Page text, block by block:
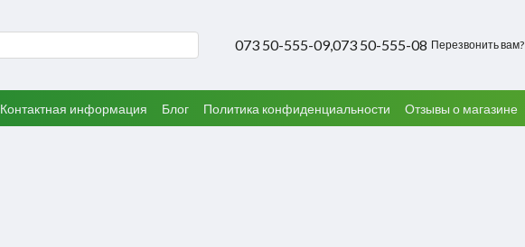
073 50-555-09,073 50-555-08 Перезвонить вам?
Контактная информация Блог Политика конфиденциальности Отзывы о магазине